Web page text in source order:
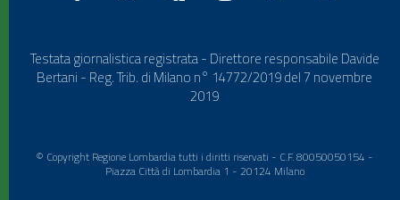
Testata giornalistica registrata - Direttore responsabile Davide
Bertani - Reg. Trib. di Milano n° 14772/2019 del 7 novembre
2019
© Copyright Regione Lombardia tutti i diritti riservati - C.F. 80050050154 -
Piazza Città di Lombardia 1 - 20124 Milano